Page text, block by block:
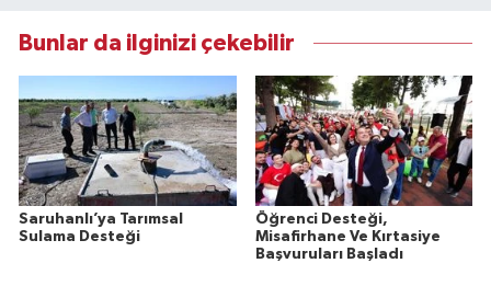
Bunlar da ilginizi çekebilir
Saruhanlı’ya Tarımsal
Sulama Desteği
Öğrenci Desteği,
Misafirhane Ve Kırtasiye
Başvuruları Başladı